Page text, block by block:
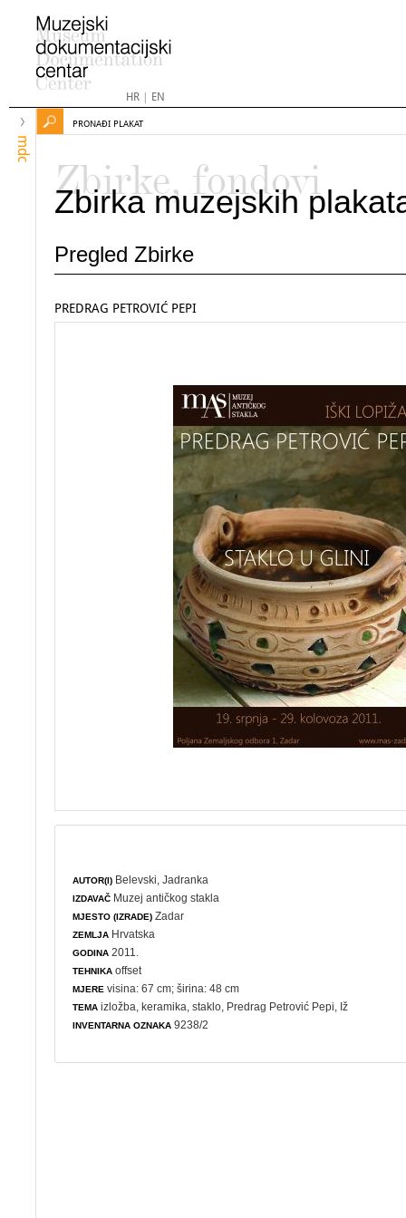
HR| EN
mdc
PRONAĐI PLAKAT
Zbirke, fondovi
Zbirka muzejskih
Pregled Zbirke
PREDRAG PETROVIĆ PEPI
AUTOR(I) Belevski, Jadranka
IZDAVAČ Muzej antičkog stakla
MJESTO (IZRADE) Zadar
ZEMLJA Hrvatska
GODINA 2011.
TEHNIKA offset
MJERE visina: 67 cm; širina: 48 cm
TEMA izložba ,keramika ,staklo , Predrag Petrović Pepi, Iž
INVENTARNA OZNAKA 9238/2